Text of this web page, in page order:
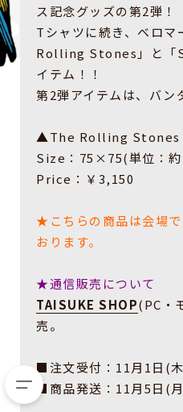
ス記念グッズの第2弾！
Tシャツに続き、ベロ
Rolling Stones」と「
イテム！！
第2弾アイテムは、バン
▲The Rolling
Size：75×75(単位：
Price：￥3,150
★こちらの商品は会場
おります。
★通信販売について
TAISUKE SHOP(PC・
売。
■注文受付：11月1日(
■商品発送：11月5日(